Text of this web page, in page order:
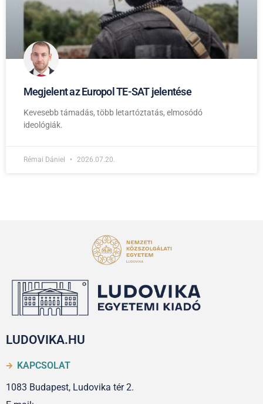
Megjelent az Europol TE-SAT jelentése
Kevesebb támadás, több letartóztatás, elmosódó
ideológiák.
Rémai Dániel 2026.07.20.
LUDOVIKA.HU
KAPCSOLAT
1083 Budapest, Ludovika tér 2.